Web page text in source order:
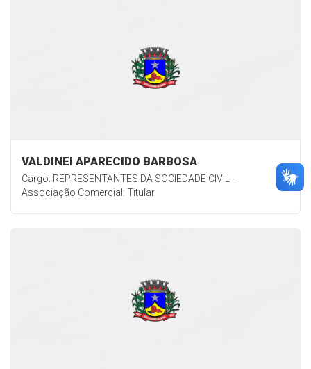
VALDINEI APARECIDO BARBOSA
Cargo: REPRESENTANTES DA SOCIEDADE CIVIL -
Associação Comercial: Titular